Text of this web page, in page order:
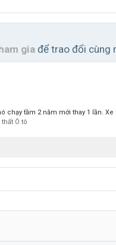
gia để trao đổi cùng
chạy tầm 2 năm mới thay 1 lần.
Ô tô